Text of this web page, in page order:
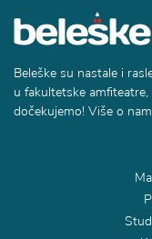
Beleške su nastale i
u fakultetske
dočekujemo! Više o